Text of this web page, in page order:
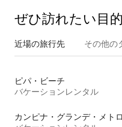
ぜひ訪⁠れ⁠た⁠い目⁠
近場の旅行先 その他の
ピパ・ビーチ
バケーションレンタル